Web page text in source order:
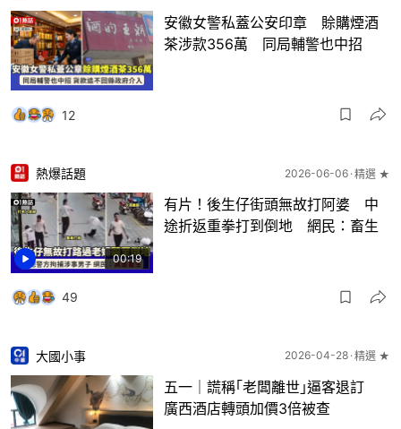
安徽女警私蓋公安印章 賒購煙酒
茶涉款356萬 同局輔警也中招
12
00:19
熱爆話題 2026-06-06 精選 ★
有片！後生仔街頭無故打阿婆 中
途折返重拳打到倒地 網民：畜生
49
大國小事 2026-04-28 精選 ★
五一｜謊稱｢老闆離世｣逼客退訂
廣西酒店轉頭加價3倍被查